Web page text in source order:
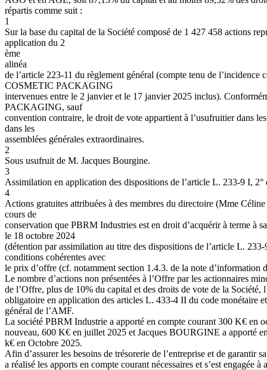
répartis comme suit :
1
Sur la base du capital de la Société composé de 1 427 458 actions
application du 2
ème
alinéa
de l’article 223-11 du règlement général (compte tenu de l’incidence
COSMETIC PACKAGING
intervenues entre le 2 janvier et le 17 janvier 2025 inclus).
PACKAGING, sauf
convention contraire, le droit de vote appartient à l’usufruitierdans
dans les
assemblées générales extraordinaires.
2
Sous usufruit de M. Jacques Bourgine.
3
Assimilation en application des dispositions de l’article L. 233-9 I, 2°
4
Actions gratuites attribuées à des membres du directoire (Mme Céline
cours de
conservation que PBRM Industries est en droit d’acquérir à terme à
le 18 octobre 2024
(détention parassimilation au titre des dispositions de l’article L.
conditions cohérentes avec
le prix d’offre (cf. notamment section 1.4.3. de la note d’information
Le nombre d’actions non présentées à l’Offre par les actionnaires
de l’Offre, plus de 10% du capital et des droits de vote de la Société,
obligatoire en application des articles L. 433-4 II du code monétaire
général de l’AMF.
La société PBRM Industrie a apporté en compte courant 300 K€ en
nouveau, 600 K€ en juillet 2025 et Jacques BOURGINE a apporté
k€ en Octobre 2025.
Afin d’assurerles besoins de trésorerie de l’entreprise et de garantir
a réalisé les apports en compte courant nécessaires et s’est engagée